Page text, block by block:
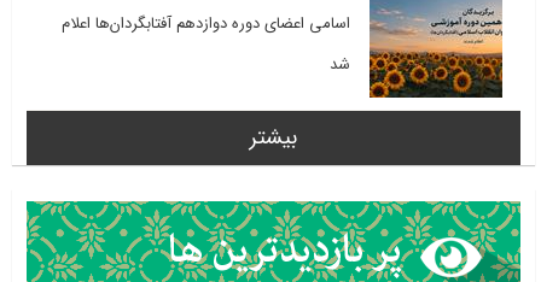
اسامی اعضای دوره دوازدهم آفتابگردان‌ها اعلام
شد
بیشتر